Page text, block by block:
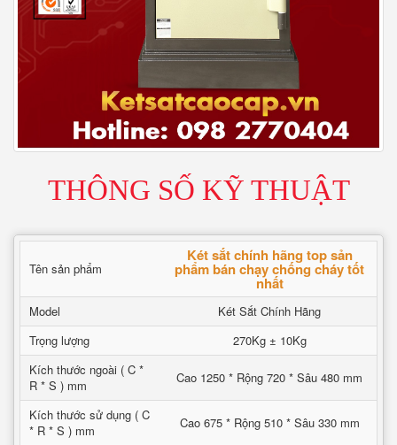
THÔNG SỐ KỸ THUẬT
Tên sản phẩm
Két sắt chính hãng top sản
phẩm bán chạy chống cháy tốt
nhất
Model
Két Sắt Chính Hãng
Trọng lượng
270Kg ± 10Kg
Kích thước ngoài ( C *
R * S ) mm
Cao 1250 * Rộng 720 * Sâu 480 mm
Kích thước sử dụng ( C
* R * S ) mm
Cao 675 * Rộng 510 * Sâu 330 mm